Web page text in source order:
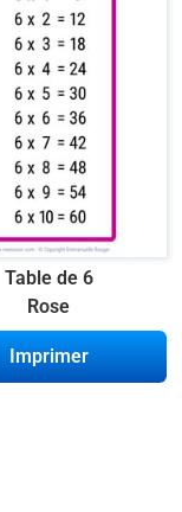
Table de 6
Rose
Imprimer